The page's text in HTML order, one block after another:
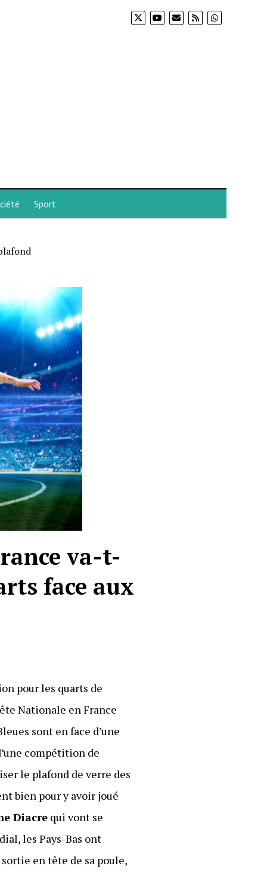
Sport
va-t-
face aux
pour les quarts de
Nationale en France
sont en face d’une
compétition de
le plafond de verre des
bien pour y avoir joué
Diacre qui vont se
les Pays-Bas ont
en tête de sa poule,